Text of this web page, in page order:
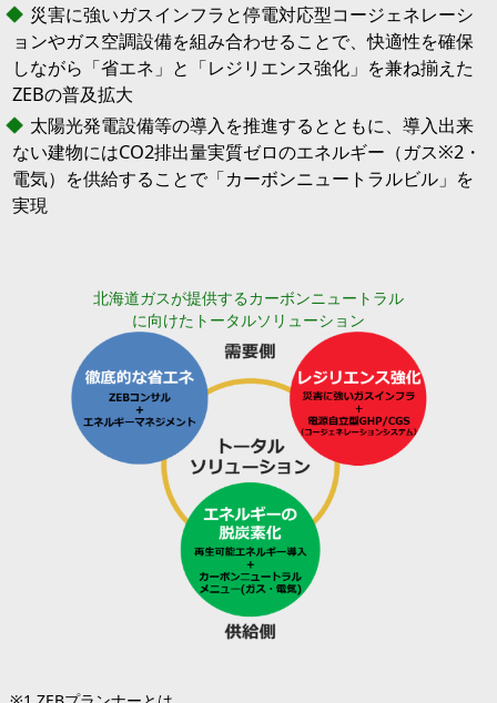
災害に強いガスインフラと停電対応型コージェネレーシ
ョンやガス空調設備を組み合わせることで、快適性を確保
しながら「省エネ」と「レジリエンス強化」を兼ね揃えた
ZEBの普及拡大
太陽光発電設備等の導入を推進するとともに、導入出来
ない建物にはCO2排出量実質ゼロのエネルギー（ガス※2・
電気）を供給することで「カーボンニュートラルビル」を
実現
北海道ガスが提供するカーボンニュートラル
に向けたトータルソリューション